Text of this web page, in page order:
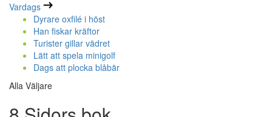
Vardags
Dyrare oxfilé i höst
Han fiskar kräftor
Turister gillar vädret
Lätt att spela minigolf
Dags att plocka blåbär
Alla Väljare